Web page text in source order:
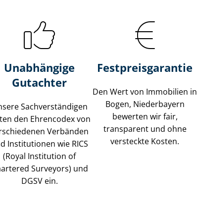
Unabhängige
Gutachter
Sach­ver­stän­di­gen
den Ehrencodex von
Verbänden
Institutionen wie RICS
(Royal Institution of
Surveyors) und
DGSV ein.
Festpreis​garantie
Den Wert von Immobilien in
Bogen, Niederbayern
bewerten wir fair,
transparent und ohne
versteckte Kosten.